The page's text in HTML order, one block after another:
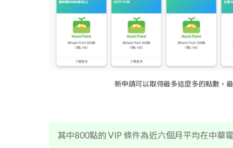
新申請可以取得最多這麼多的點數，
其中800點的 VIP 條件為近六個月平均在中華